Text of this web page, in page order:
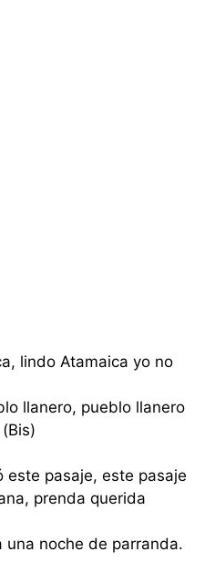
lindo Atamaica yo no
llanero, pueblo llanero
pasaje, este pasaje
prenda querida
una noche de parranda.